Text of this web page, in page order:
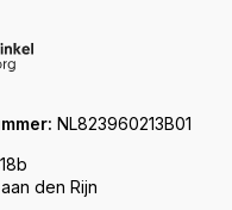
den Rijn
NL823960213B01